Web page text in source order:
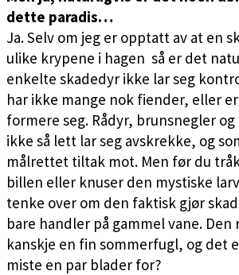
dette paradis…
Ja. Selv om jeg er opptatt av at en
ulike krypene i hagen så er det
enkelte skadedyr ikke lar seg
har ikke mange nok fiender, eller
formere seg. Rådyr, brunsnegler og
ikke så lett lar seg avskrekke, og
målrettet tiltak mot. Men før du
billen eller knuser den mystiske
tenke over om den faktisk gjør
bare handler på gammel vane.
kanskje en fin sommerfugl, og det
miste en par blader for?